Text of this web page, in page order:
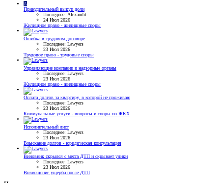
A
Принудительный выкуп доли
Последнее: Alexandit
24 Июл 2026
Жилищное право - жилищные споры
Ошибка в трудовом договоре
Последнее: Lawyers
23 Июл 2026
Трудовое право - трудовые споры
Управляющие компании и надзорные органы
Последнее: Lawyers
23 Июл 2026
Жилищное право - жилищные споры
Оплата долгов за квартиру, в которой не проживаю
Последнее: Lawyers
23 Июл 2026
Коммунальные услуги - вопросы и споры по ЖКХ
Исполнительный лист
Последнее: Lawyers
23 Июл 2026
Взыскание долгов - юридическая консультация
Виновник скрылся с места ДТП и скрывает улики
Последнее: Lawyers
23 Июл 2026
Возмещение ущерба после ДТП